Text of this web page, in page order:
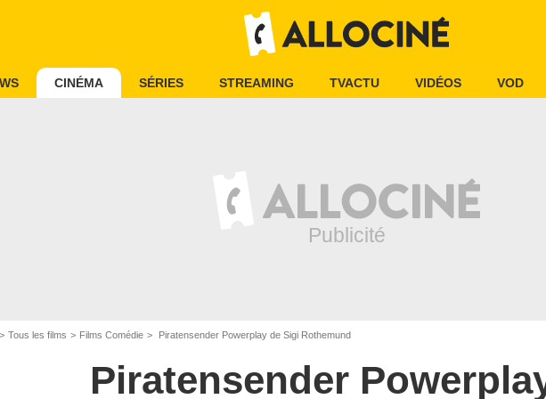
CINÉMA SÉRIES STREAMING TVACTU VIDÉOS VOD
Tous les films Films Comédie Piratensender Powerplay de Sigi Rothemund
Piratensender